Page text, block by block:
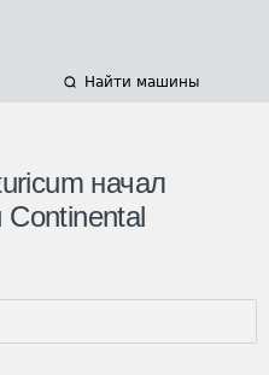
Найти машины
начал